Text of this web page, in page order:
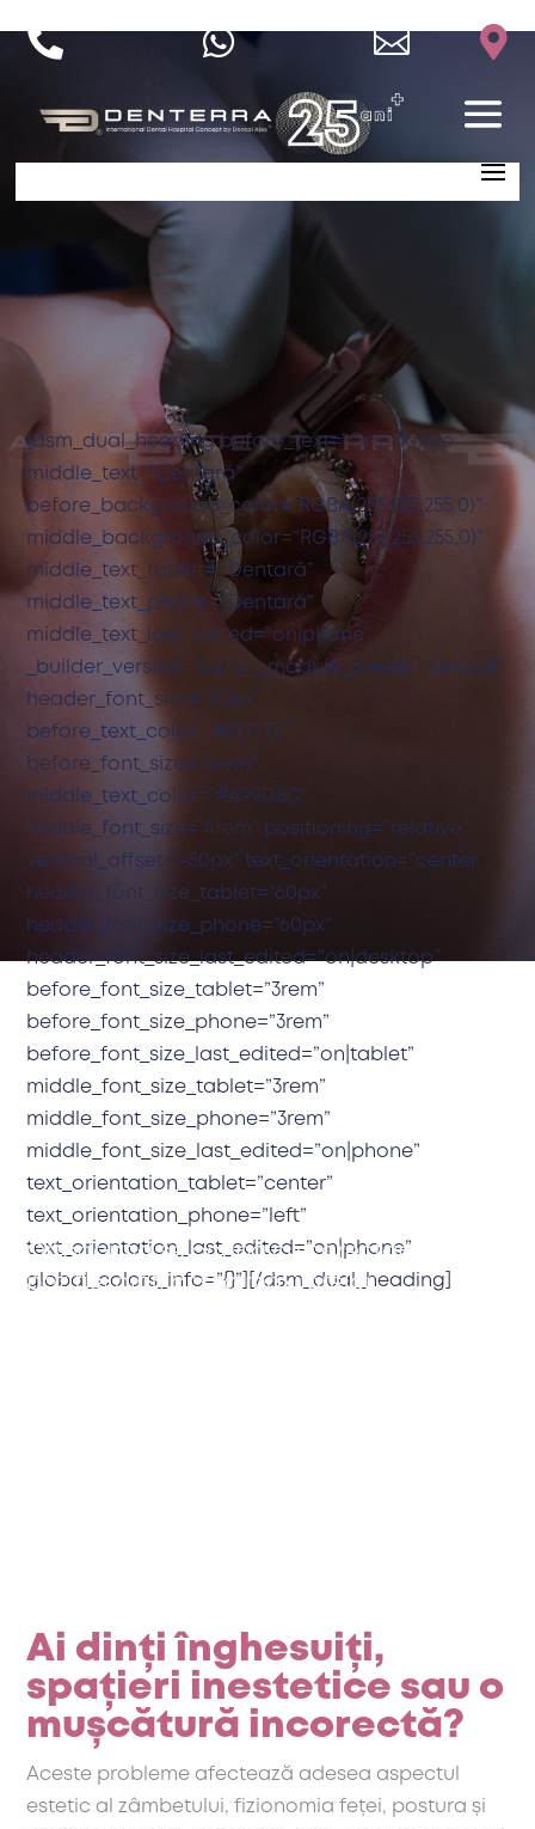
   
[dsm_dual_heading before_text=”Ortodonție ”
middle_text=”Dentară”
before_background_color=”RGBA(255,255,255,0)”
middle_background_color=”RGBA(255,255,255,0)”
middle_text_tablet=” Dentară”
middle_text_phone=”Dentară”
middle_text_last_edited=”on|phone”
_builder_version=”4.27.4″ _module_preset=”default”
header_font_size=”80px”
before_text_color=”#FFFFFF”
before_font_size=”4rem”
middle_text_color=”#A99D8C”
middle_font_size=”4rem” positioning=”relative”
vertical_offset=”-50px” text_orientation=”center”
header_font_size_tablet=”60px”
header_font_size_phone=”60px”
header_font_size_last_edited=”on|desktop”
before_font_size_tablet=”3rem”
before_font_size_phone=”3rem”
before_font_size_last_edited=”on|tablet”
middle_font_size_tablet=”3rem”
middle_font_size_phone=”3rem”
middle_font_size_last_edited=”on|phone”
text_orientation_tablet=”center”
text_orientation_phone=”left”
text_orientation_last_edited=”on|phone”
global_colors_info=”{}”][/dsm_dual_heading]
Ortodonția se ocupă cu corectarea
poziției dinților și a maxilarelor,
Ai dinți înghesuiți,
spațieri inestetice sau o
mușcătură incorectă?
Aceste probleme afectează adesea aspectul
estetic al zâmbetului, fizionomia feței, postura și